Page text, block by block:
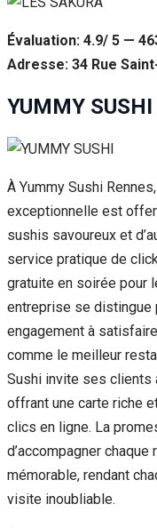
Évaluation: 4.9/ 5 —
Adresse: 34 Rue
YUMMY SUSHI
À Yummy Sushi
exceptionnelle est
sushis savoureux et
service pratique de
gratuite en soirée pour
entreprise se distingue
engagement à
comme le meilleur
Sushi invite ses clients
offrant une carte riche
clics en ligne. La
d’accompagner
mémorable, rendant
visite inoubliable.